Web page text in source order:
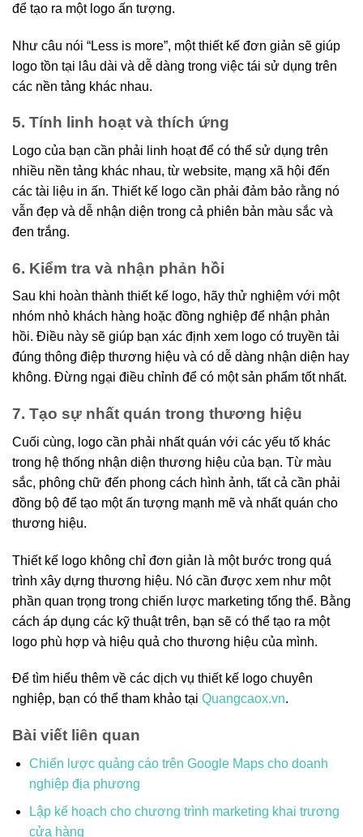
để tạo ra một logo ấn tượng.
Như câu nói “Less is more”, một thiết kế đơn giản sẽ giúp
logo tồn tại lâu dài và dễ dàng trong việc tái sử dụng trên
các nền tảng khác nhau.
5. Tính linh hoạt và thích ứng
Logo của bạn cần phải linh hoạt để có thể sử dụng trên
nhiều nền tảng khác nhau, từ website, mạng xã hội đến
các tài liệu in ấn. Thiết kế logo cần phải đảm bảo rằng nó
vẫn đẹp và dễ nhận diện trong cả phiên bản màu sắc và
đen trắng.
6. Kiểm tra và nhận phản hồi
Sau khi hoàn thành thiết kế logo, hãy thử nghiệm với một
nhóm nhỏ khách hàng hoặc đồng nghiệp để nhận phản
hồi. Điều này sẽ giúp bạn xác định xem logo có truyền tải
đúng thông điệp thương hiệu và có dễ dàng nhận diện hay
không. Đừng ngại điều chỉnh để có một sản phẩm tốt nhất.
7. Tạo sự nhất quán trong thương hiệu
Cuối cùng, logo cần phải nhất quán với các yếu tố khác
trong hệ thống nhận diện thương hiệu của bạn. Từ màu
sắc, phông chữ đến phong cách hình ảnh, tất cả cần phải
đồng bộ để tạo một ấn tượng mạnh mẽ và nhất quán cho
thương hiệu.
Thiết kế logo không chỉ đơn giản là một bước trong quá
trình xây dựng thương hiệu. Nó cần được xem như một
phần quan trọng trong chiến lược marketing tổng thể. Bằng
cách áp dụng các kỹ thuật trên, bạn sẽ có thể tạo ra một
logo phù hợp và hiệu quả cho thương hiệu của mình.
Để tìm hiểu thêm về các dịch vụ thiết kế logo chuyên
nghiệp, bạn có thể tham khảo tại Quangcaox.vn.
Bài viết liên quan
Chiến lược quảng cáo trên Google Maps cho doanh
nghiệp địa phương
Lập kế hoạch cho chương trình marketing khai trương
cửa hàng